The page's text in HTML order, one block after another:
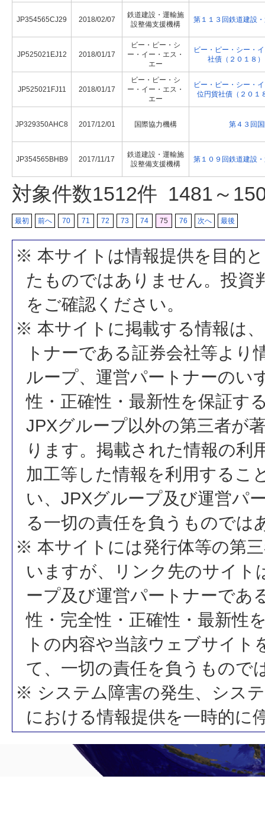
JP354565CJ29 2018/02/07
鉄道建設・運輸施
設整備支援機構
第１１３回鉄道建設
JP525021EJ12 2018/01/17
ビー・ピー・シ
ー・イー・エス・
エー
ビー・ピー・シー・
社債（２０１８
JP525021FJ11 2018/01/17
ビー・ピー・シ
ー・イー・エス・
エー
ビー・ピー・シー・
位円貨社債（２０１
JP329350AHC8 2017/12/01 国際協力機構 第４３回
JP354565BHB9 2017/11/17
鉄道建設・運輸施
設整備支援機構
第１０９回鉄道建設
対象件数1512件 1481～
最初 前へ 70 71 72 73 74 75 76 次へ 最後
※ 本サイトは情報提供を目的
たものではありません。投資
をご確認ください。
※ 本サイトに掲載する情報は
トナーである証券会社等よ
ループ、運営パートナーのい
性・正確性・最新性を保証す
JPXグループ以外の第三者が
ります。掲載された情報の利
加工等した情報を利用するこ
い、JPXグループ及び運営パ
る一切の責任を負うものでは
※ 本サイトには発行体等の第
いますが、リンク先のサイト
ープ及び運営パートナーであ
性・完全性・正確性・最新性
トの内容や当該ウェブサイ
て、一切の責任を負うもので
※ システム障害の発生、シス
における情報提供を一時的に